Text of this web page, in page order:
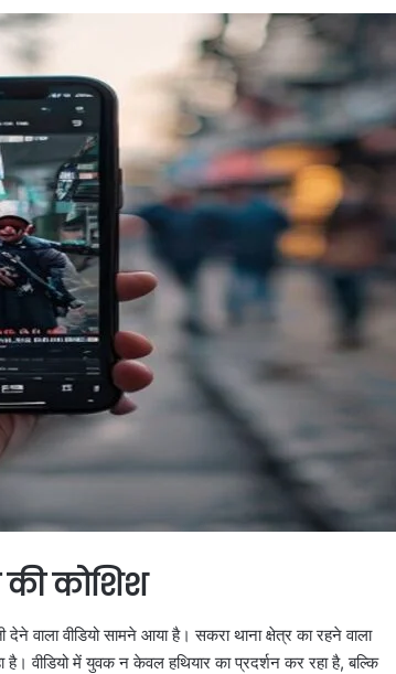
की कोशिश
वाला वीडियो सामने आया है। सकरा थाना क्षेत्र का रहने वाला
वीडियो में युवक न केवल हथियार का प्रदर्शन कर रहा है, बल्कि